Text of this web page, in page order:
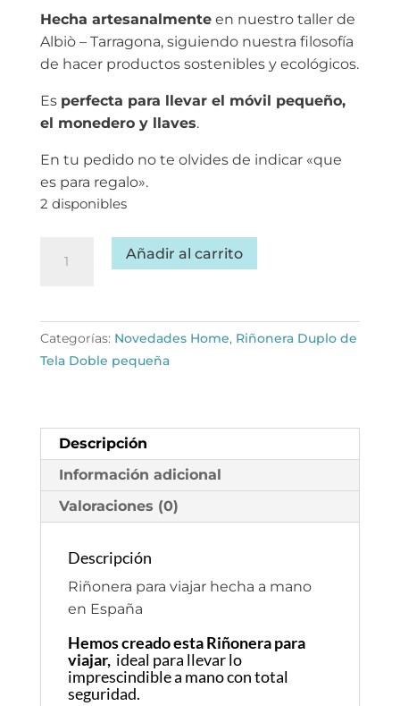
Hecha artesanalmenteen nuestro taller de
Albiò – Tarragona, siguiendo nuestra filosofía
de hacer productos sostenibles y ecológicos.
Es perfecta para llevar el móvil pequeño,
el monedero y llaves.
En tu pedido no te olvides de indicar «que
es para regalo».
2 disponibles
para
Añadir al carrito
Categorías: Novedades Home, Riñonera Duplo de
Tela Doble pequeña
Descripción
Información adicional
Valoraciones (0)
Descripción
Riñonera para viajar hecha a mano
en España
Hemos creado esta Riñonera para
viajar, ideal para llevar lo
imprescindible a mano con total
seguridad.